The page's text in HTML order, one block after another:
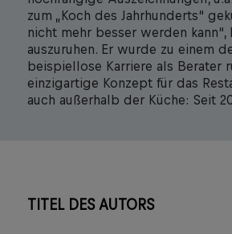
zum „Koch des Jahrhunderts“
nicht mehr besser werden kann“,
auszuruhen. Er wurde zu einem
beispiellose Karriere als Berater
einzigartige Konzept für das
auch außerhalb der Küche: Seit
TITEL DES AUTORS